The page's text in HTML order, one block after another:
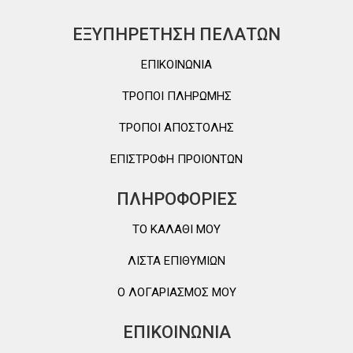
ΕΞΥΠΗΡΕΤΗΣΗ ΠΕΛΑΤΩΝ
ΕΠΙΚΟΙΝΩΝΙΑ
ΤΡΟΠΟΙ ΠΛΗΡΩΜΗΣ
ΤΡΟΠΟΙ ΑΠΟΣΤΟΛΗΣ
ΕΠΙΣΤΡΟΦΗ ΠΡΟΙΟΝΤΩΝ
ΠΛΗΡΟΦΟΡΙΕΣ
TO ΚΑΛΑΘΙ MOY
ΛΙΣΤΑ ΕΠΙΘΥΜΙΩΝ
Ο ΛΟΓΑΡΙΑΣΜΟΣ ΜΟΥ
ΕΠΙΚΟΙΝΩΝΙΑ